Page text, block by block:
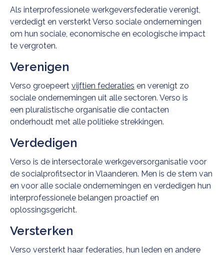
Als interprofessionele werkgeversfederatie verenigt,
verdedigt en versterkt Verso sociale ondernemingen
om hun sociale, economische en ecologische impact
te vergroten.
Verenigen
Verso groepeert vijftien federaties en verenigt zo
sociale ondernemingen uit alle sectoren. Verso is
een pluralistische organisatie die contacten
onderhoudt met alle politieke strekkingen.
Verdedigen
Verso is de intersectorale werkgeversorganisatie voor
de socialprofitsector in Vlaanderen. Men is de stem van
en voor alle sociale ondernemingen en verdedigen hun
interprofessionele belangen proactief en
oplossingsgericht.
Versterken
Verso versterkt haar federaties, hun leden en andere